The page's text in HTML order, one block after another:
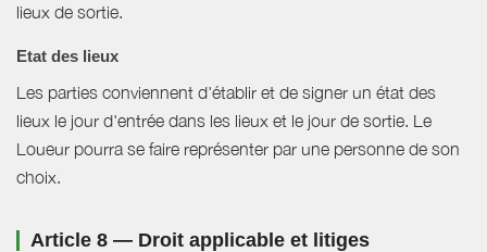
lieux de sortie.
Etat des lieux
Les parties conviennent d'établir et de signer un état des
lieux le jour d'entrée dans les lieux et le jour de sortie. Le
Loueur pourra se faire représenter par une personne de son
choix.
Article 8 — Droit applicable et litiges